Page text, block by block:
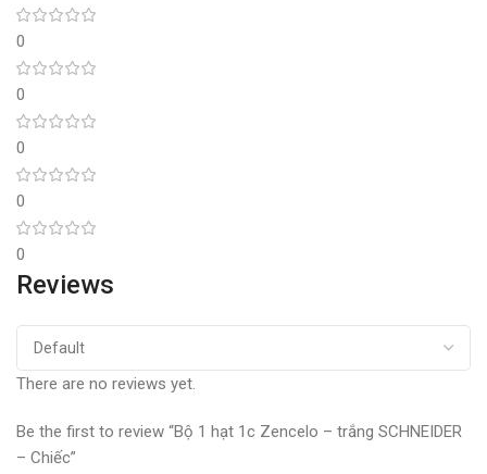
0
0
0
0
0
Reviews
There are no reviews yet.
Be the first to review “Bộ 1 hạt 1c Zencelo – trắng SCHNEIDER
– Chiếc”